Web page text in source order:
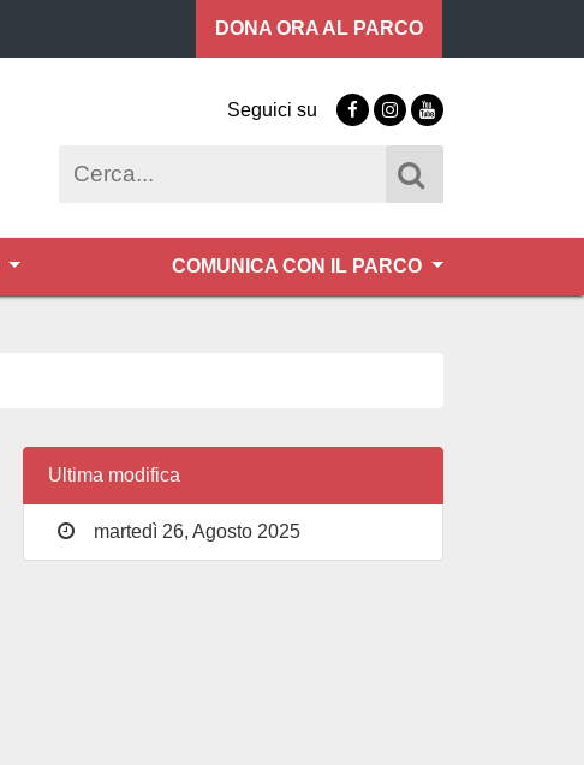
DONA ORA AL PARCO
Seguici su Facebook
Instagram
Youtube
COMUNICA CON IL PARCO
Ultima modifica
martedì 26, Agosto 2025